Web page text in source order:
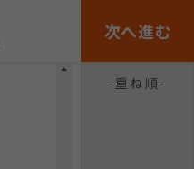
次へ進む
重ね順